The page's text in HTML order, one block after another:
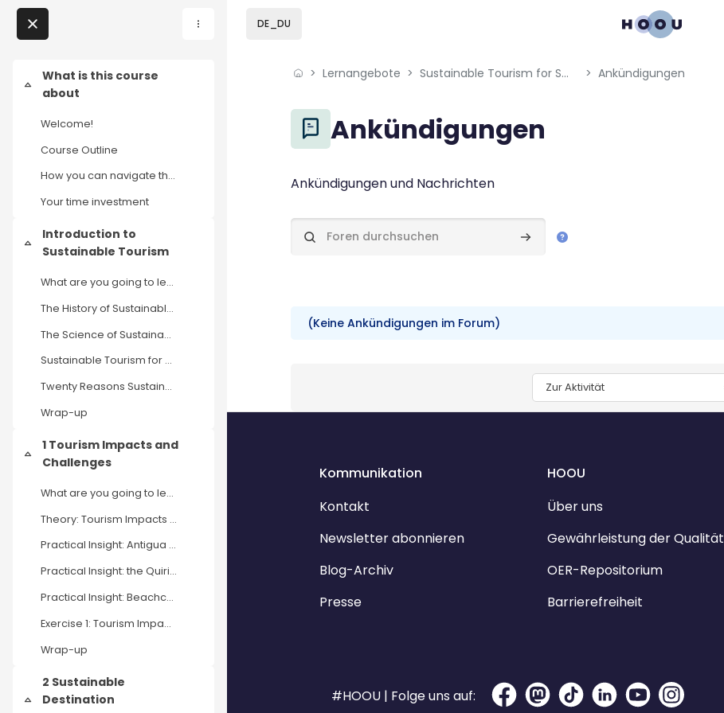
Home
Podcasts
News
Über uns
Einklappen
What is this course
about
Welcome!
Course Outline
How you can navigate through this course?
Your time investment
Einklappen
Introduction to
Sustainable Tourism
What are you going to learn in this chapter?
The History of Sustainable Tourism
The Science of Sustainability
Sustainable Tourism for Small Island Developing States
Twenty Reasons Sustainability Counts for Development
Wrap-up
Einklappen
1 Tourism Impacts and
Challenges
What are you going to learn in this chapter?
Theory: Tourism Impacts and Challenges
Practical Insight: Antigua and Barbuda
Practical Insight: the Quirimbas Archipelago (Mozambique)
Practical Insight: Beachcomber Island (Fiji)
Exercise 1: Tourism Impacts and Challenges
Wrap-up
Einklappen
2 Sustainable
Destination
Direkt zu - Schließen
DE_DU
Lernangebote Sustainable Tourism for Small Island Developing States Ankündigungen
BlöckeAnkündigungen
Blöcke
Abschlussbedingungen
Ankündigungen und Nachrichten
Foren durchsuchen Foren durchsuchen
(Keine Ankündigungen im Forum)
Zur Aktivität
Kommunikation
Kontakt
Newsletter abonnieren
Blog-Archiv
Presse
HOOU
Über uns
Gewährleistung der Qualität
OER-Repositorium
Barrierefreiheit
#HOOU | Folge uns auf: